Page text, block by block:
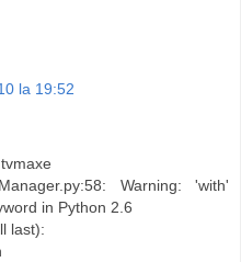
la 19:52
Warning: 'with'
in Python 2.6
last):